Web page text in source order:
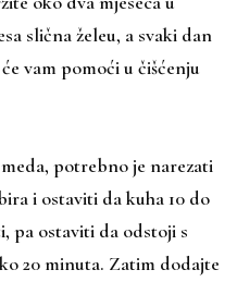
slična želeu, a svaki dan
vam pomoći u čišćenju
potrebno je narezati
i ostaviti da kuha 10 do
pa ostaviti da odstoji s
20 minuta. Zatim dodajte